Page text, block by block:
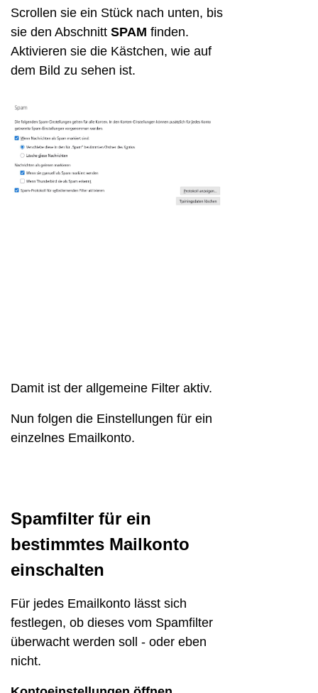
Scrollen sie ein Stück nach unten, bis
sie den Abschnitt SPAM finden.
Aktivieren sie die Kästchen, wie auf
dem Bild zu sehen ist.
Damit ist der allgemeine Filter aktiv.
Nun folgen die Einstellungen für ein
einzelnes Emailkonto.
Spamfilter für ein
bestimmtes Mailkonto
einschalten
Für jedes Emailkonto lässt sich
festlegen, ob dieses vom Spamfilter
überwacht werden soll - oder eben
nicht.